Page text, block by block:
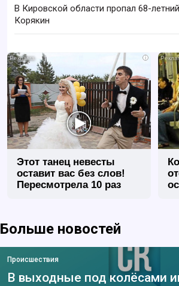
В Кировской области пропал 68-
Корякин
i
Этот танец невесты
оставит вас без слов!
Пересмотрела 10 раз
Больше новостей
Происшествия
В выходные под колёсами